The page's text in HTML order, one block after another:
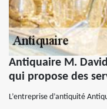
Antiquaire M.
qui propose des
L’entreprise d’antiquité